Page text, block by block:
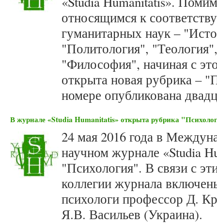
относящимся к
гуманитарных наук –
"Политология",
"Философия", начиная с
открыта новая рубрика –
номере опубликована
В журнале «Studia Humanitatis» открыта рубрика
24 мая 2016 года в
научном журнале «Studia
"Психология". В связи с
коллегии журнала
психологи профессор Д.
Я.В. Васильев (Украина).